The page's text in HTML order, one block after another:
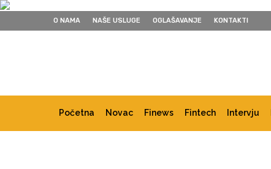
O NAMA NAŠE USLUGE OGLAŠAVANJE KONTAKTI
Početna Novac Finews Fintech Intervju